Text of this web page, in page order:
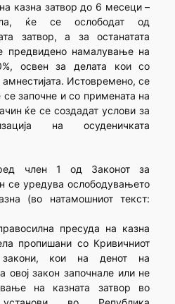
казна затвор до 6 месеци –
ќе се ослободат од
затвор, а за останатата
предвидено намалување на
освен за делата кои со
Истовремено, се
започне и со примената на
ќе се создадат услови за
на осуденичката
член 1 од Законот за
се уредува ослободувањето
(во натамошниот текст:
пресуда на казна
пропишани со Кривичниот
кои на денот на
овој закон започнале или не
на казната затвор во